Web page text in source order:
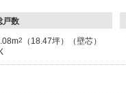
戸数
2
（18.47坪）（壁芯）